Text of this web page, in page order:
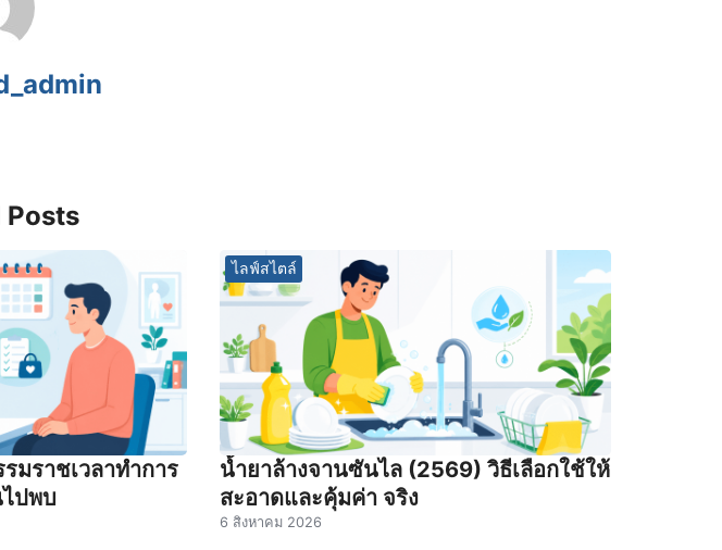
Posts
มราชเวลาทําการ
ปพบ
ไลฟ์สไตล์
น้ำยาล้างจานซันไล (2569) วิธีเลือกใช้ให้
สะอาดและคุ้มค่า จริง
6 สิงหาคม 2026